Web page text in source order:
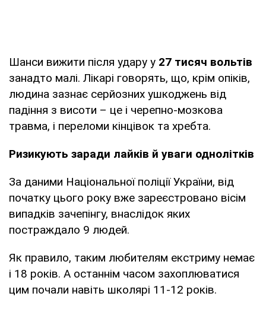
Шанси вижити після удару у 27 тисяч вольтів
занадто малі. Лікарі говорять, що, крім опіків,
людина зазнає серйозних ушкоджень від
падіння з висоти – це і черепно-мозкова
травма, і переломи кінцівок та хребта.
Ризикують заради лайків й уваги однолітків
За даними Національної поліції України, від
початку цього року вже зареєстровано вісім
випадків зачепінгу, внаслідок яких
постраждало 9 людей.
Як правило, таким любителям екстриму немає
і 18 років. А останнім часом захоплюватися
цим почали навіть школярі 11-12 років.